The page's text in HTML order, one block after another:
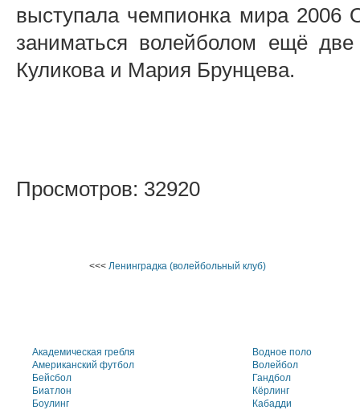
выступала чемпионка мира 2006
заниматься волейболом ещё
Куликова и Мария Брунцева.
Просмотров: 32920
<<< Ленинградка (волейбольный клуб)
Академическая гребля
Американский футбол
Бейсбол
Биатлон
Боулинг
Водное поло
Волейбол
Гандбол
Кёрлинг
Кабадди